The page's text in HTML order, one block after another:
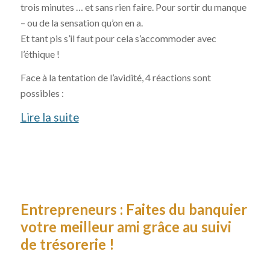
trois minutes … et sans rien faire. Pour sortir du manque
– ou de la sensation qu’on en a.
Et tant pis s’il faut pour cela s’accommoder avec
l’éthique !
Face à la tentation de l’avidité, 4 réactions sont
possibles :
Lire la suite
Entrepreneurs : Faites du banquier
votre meilleur ami grâce au suivi
de trésorerie !